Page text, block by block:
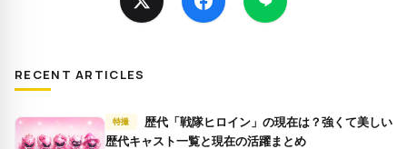
RECENT ARTICLES
特撮
歴代キャスト一覧と現在の活躍まとめ